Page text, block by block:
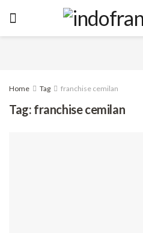
Home Tag franchise cemilan
Tag: franchise cemilan